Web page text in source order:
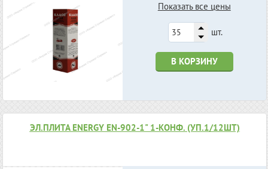
Показать все цены
шт.
В КОРЗИНУ
ЭЛ.ПЛИТА ENERGY EN-902-1" 1-КОНФ. (УП.1/12ШТ)